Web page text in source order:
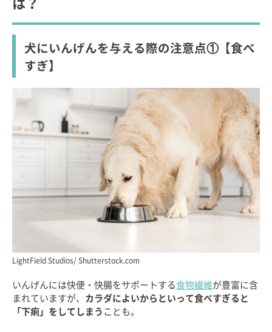
は？
犬にいんげんを与える際の注意点①【食べ
すぎ】
LightField Studios/ Shutterstock.com
いんげんには快便・快腸をサポートする食物繊維が豊富に含
まれていますが、 カラダによいからといって食べすぎると
「下痢」をしてしまう ことも。